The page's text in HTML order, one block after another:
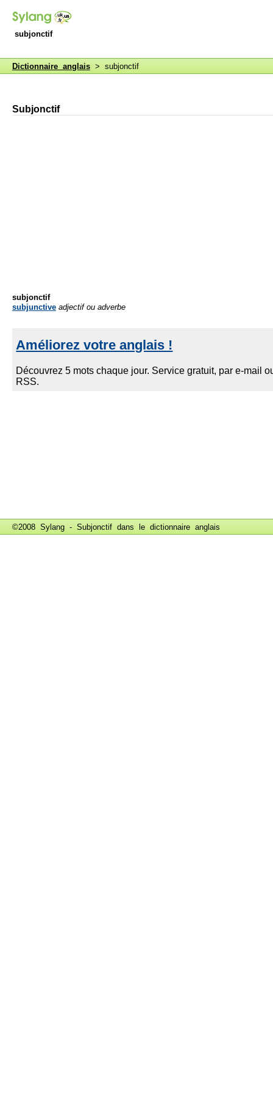
subjonctif
Dictionnaire anglais > subjonctif
Subjonctif
subjonctif
subjunctive adjectif ou adverbe
©2008 Sylang - Subjonctif dans le dictionnaire anglais